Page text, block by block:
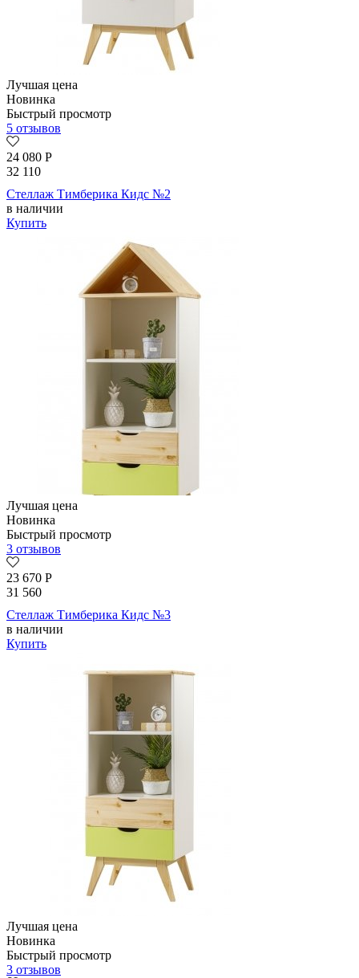
Лучшая цена
Новинка
Быстрый просмотр
5 отзывов
24 080 Р
32 110
Стеллаж Тимберика Кидс №2
в наличии
Купить
Лучшая цена
Новинка
Быстрый просмотр
3 отзывов
23 670 Р
31 560
Стеллаж Тимберика Кидс №3
в наличии
Купить
Лучшая цена
Новинка
Быстрый просмотр
3 отзывов